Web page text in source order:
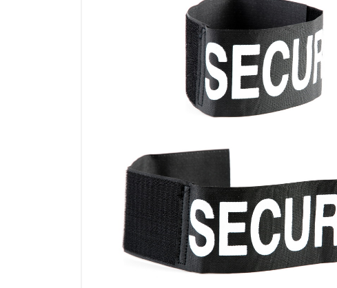
Taktické vybavení
Dárkové poukazy